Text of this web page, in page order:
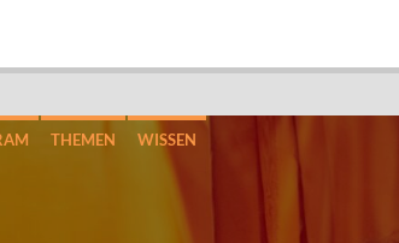
THEMEN WISSEN